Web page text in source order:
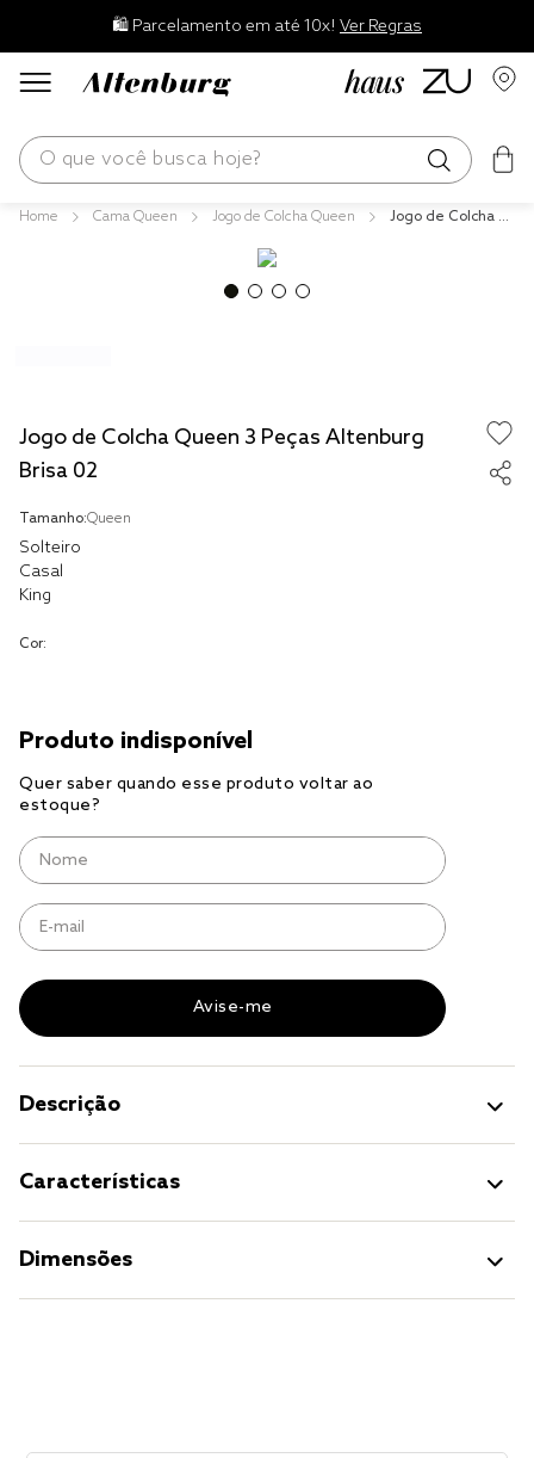
🛍️ Parcelamento em até 10x! Ver Regras
O que você busca hoje?
Cama Queen Jogo de Colcha Queen
Jogo de Colcha Q
Jogo de Colcha Queen 3 Peças Altenburg
Brisa 02
Tamanho:Queen
Solteiro
Casal
King
Cor:
Descrição
Características
Dimensões
jogos cama
cobre leito